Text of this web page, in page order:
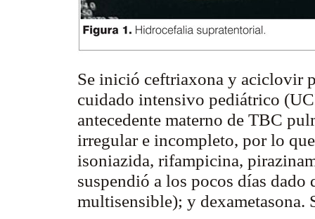
Se inició ceftriaxona y aciclovir
cuidado intensivo pediátrico
antecedente materno de TBC
irregular e incompleto, por lo
isoniazida, rifampicina,
suspendió a los pocos días dado
multisensible); y dexametasona.